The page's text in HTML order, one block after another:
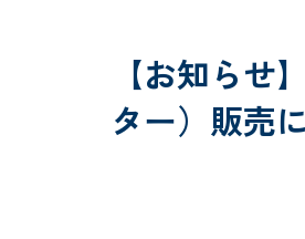
【お知ら
ター）販売